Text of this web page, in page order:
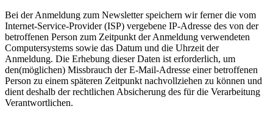
Bei der Anmeldung zum Newsletter speichern wir ferner die vom
Internet-Service-Provider (ISP) vergebene IP-Adresse des von der
betroffenen Person zum Zeitpunkt der Anmeldung verwendeten
Computersystems sowie das Datum und die Uhrzeit der
Anmeldung. Die Erhebung dieser Daten ist erforderlich, um
den(möglichen) Missbrauch der E-Mail-Adresse einer betroffenen
Person zu einem späteren Zeitpunkt nachvollziehen zu können und
dient deshalb der rechtlichen Absicherung des für die Verarbeitung
Verantwortlichen.